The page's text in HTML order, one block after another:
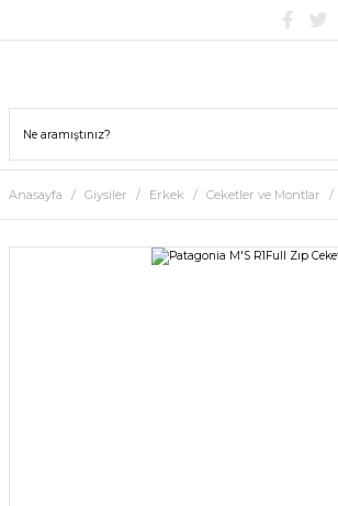
Anasayfa Giysiler Erkek Ceketler ve Montlar